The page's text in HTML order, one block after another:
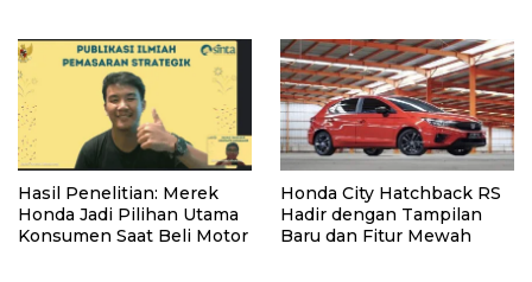
Hasil Penelitian: Merek
Honda Jadi Pilihan Utama
Konsumen Saat Beli Motor
Honda City Hatchback RS
Hadir dengan Tampilan
Baru dan Fitur Mewah